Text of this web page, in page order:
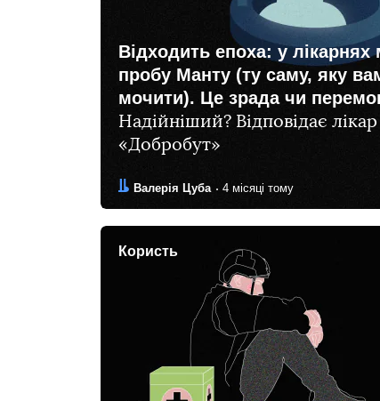
Відходить епоха: у лікарнях
пробу Манту (ту саму, яку
мочити). Це зрада чи
Надійніший? Відповідає
«Добробут»
Автор:
Валерія Цуба
Дата: 4 місяці тому
Користь